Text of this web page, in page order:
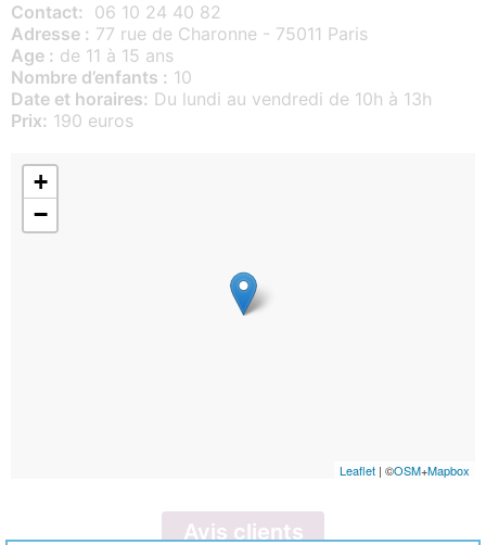
Contact: 06 10 24 40 82
Adresse : 77 rue de Charonne - 75011 Paris
Age : de 11 à 15 ans
Nombre d’enfants : 10
Date et horaires: Du lundi au vendredi de 10h à 13h
Prix: 190 euros
+
−
Leaflet | ©OSM+Mapbox
Avis clients